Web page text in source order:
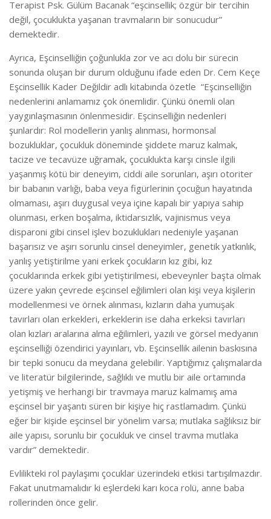
Terapist Psk. Gülüm Bacanak “eşcinsellik; özgür bir tercihin
değil, çocuklukta yaşanan travmaların bir sonucudur”
demektedir.
Ayrıca, Eşcinselliğin çoğunlukla zor ve acı dolu bir sürecin
sonunda oluşan bir durum olduğunu ifade eden Dr. Cem Keçe
Eşcinsellik Kader Değildir adlı kitabında özetle “Eşcinselliğin
nedenlerini anlamamız çok önemlidir. Çünkü önemli olan
yaygınlaşmasının önlenmesidir. Eşcinselliğin nedenleri
şunlardır: Rol modellerin yanlış alınması, hormonsal
bozukluklar, çocukluk döneminde şiddete maruz kalmak,
tacize ve tecavüze uğramak, çocuklukta karşı cinsle ilgili
yaşanmış kötü bir deneyim, ciddi aile sorunları, aşırı otoriter
bir babanın varlığı, baba veya figürlerinin çocuğun hayatında
olmaması, aşırı duygusal veya içine kapalı bir yapıya sahip
olunması, erken boşalma, iktidarsızlık, vajinismus veya
disparoni gibi cinsel işlev bozuklukları nedeniyle yaşanan
başarısız ve aşırı sorunlu cinsel deneyimler, genetik yatkınlık,
yanlış yetiştirilme yani erkek çocukların kız gibi, kız
çocuklarında erkek gibi yetiştirilmesi, ebeveynler başta olmak
üzere yakın çevrede eşcinsel eğilimleri olan kişi veya kişilerin
modellenmesi ve örnek alınması, kızların daha yumuşak
tavırları olan erkekleri, erkeklerin ise daha erkeksi tavırları
olan kızları aralarına alma eğilimleri, yazılı ve görsel medyanın
eşcinselliği özendirici yayınları, vb. Eşcinsellik ailenin baskısına
bir tepki sonucu da meydana gelebilir. Yaptığımız çalışmalarda
ve literatür bilgilerinde, sağlıklı ve mutlu bir aile ortamında
yetişmiş ve herhangi bir travmaya maruz kalmamış ama
eşcinsel bir yaşantı süren bir kişiye hiç rastlamadım. Çünkü
eğer bir kişide eşcinsel bir yönelim varsa; mutlaka sağlıksız bir
aile yapısı, sorunlu bir çocukluk ve cinsel travma mutlaka
vardır” demektedir.
Evlilikteki rol paylaşımı çocuklar üzerindeki etkisi tartışılmazdır.
Fakat unutmamalıdır ki eşlerdeki karı koca rolü, anne baba
rollerinden önce gelir.